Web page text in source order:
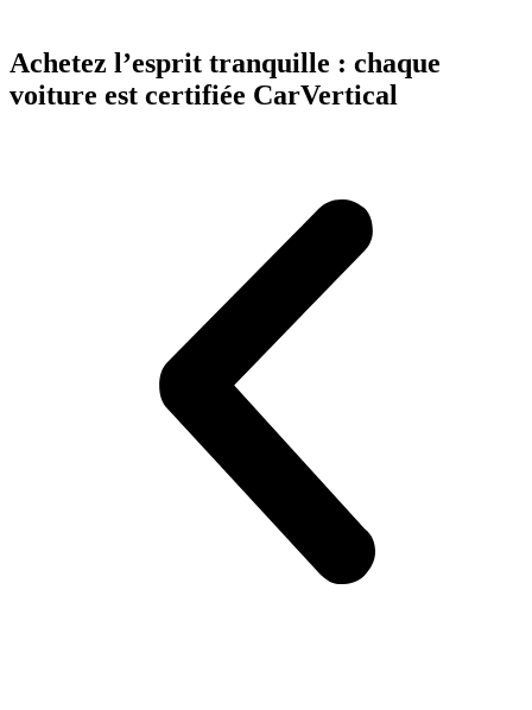
Achetez l’esprit tranquille : chaque
voiture est certifiée CarVertical